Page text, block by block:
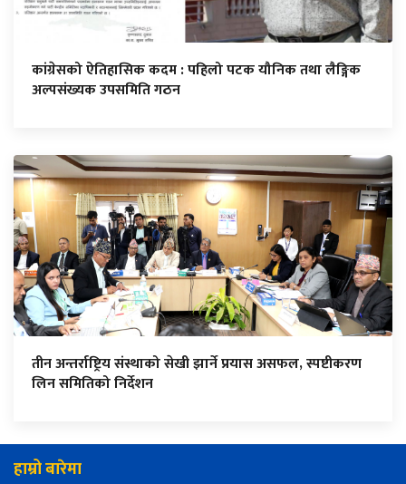
कांग्रेसको ऐतिहासिक कदम : पहिलो पटक यौनिक तथा लैङ्गिक
अल्पसंख्यक उपसमिति गठन
तीन अन्तर्राष्ट्रिय संस्थाको सेखी झार्ने प्रयास असफल, स्पष्टीकरण
लिन समितिको निर्देशन
हाम्रो बारेमा